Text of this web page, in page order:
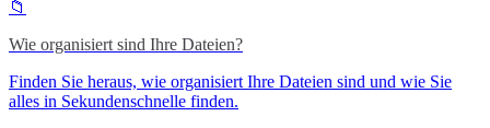
📁
Wie organisiert sind Ihre Dateien?
Finden Sie heraus, wie organisiert Ihre Dateien sind und wie Sie
alles in Sekundenschnelle finden.